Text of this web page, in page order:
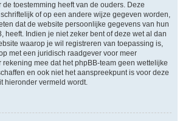
de toestemming heeft van de ouders. Deze
of op een andere wijze gegeven worden,
dat de website persoonlijke gegevens van hun
heeft. Indien je niet zeker bent of deze wet al dan
waarop je wil registreren van toepassing is,
met een juridisch raadgever voor meer
rekening mee dat het phpBB-team geen wettelijke
en ook niet het aanspreekpunt is voor deze
hieronder vermeld wordt.